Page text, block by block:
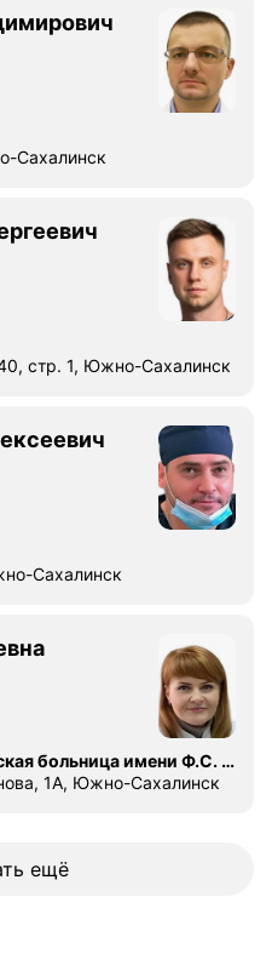
Сахалинск
стр. 1, Южно-Сахалинск
Сахалинск
Южно-Сахалинская городская больница имени Ф.С. Анкудинова
1А, Южно-Сахалинск
ещё